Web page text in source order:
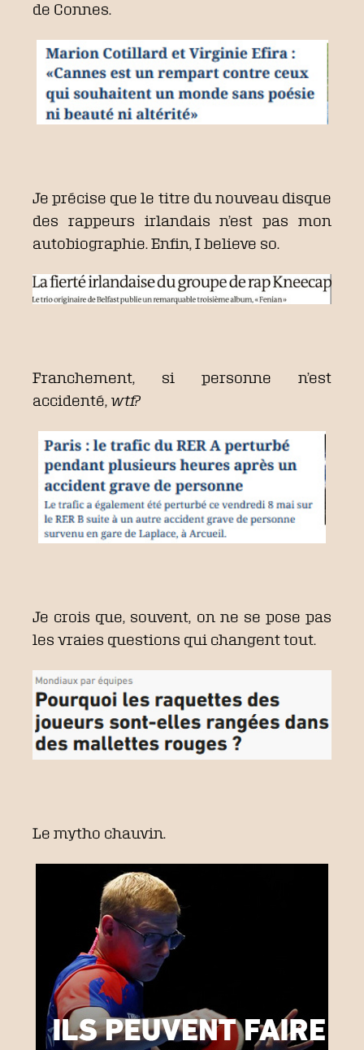
de Connes.
Je précise que le titre du nouveau disque
des rappeurs irlandais n’est pas mon
autobiographie. Enfin, I believe so.
Franchement, si personne n’est
accidenté, wtf?
Je crois que, souvent, on ne se pose pas
les vraies questions qui changent tout.
Le mytho chauvin.